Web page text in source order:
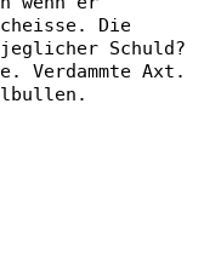
Die
Schuld?
Verdammte Axt.